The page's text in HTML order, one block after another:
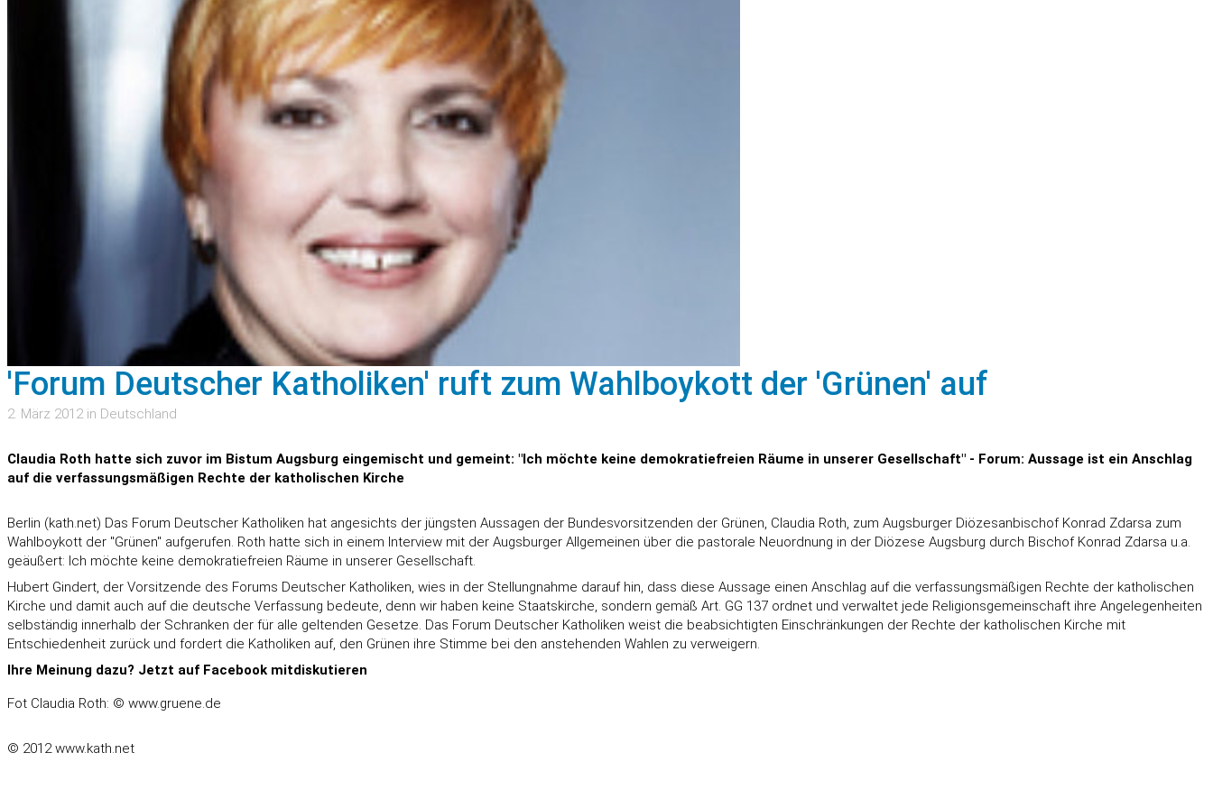
'Forum Deutscher Katholiken' ruft zum Wahlboykott der 'Grünen' auf
2. März 2012 in Deutschland
Claudia Roth hatte sich zuvor im Bistum Augsburg eingemischt und gemeint: "Ich möchte keine demokratiefreien Räume in unserer Gesellschaft" - Forum: Aussage ist ein Anschlag
auf die verfassungsmäßigen Rechte der katholischen Kirche
Berlin (kath.net) Das Forum Deutscher Katholiken hat angesichts der jüngsten Aussagen der Bundesvorsitzenden der Grünen, Claudia Roth, zum Augsburger Diözesanbischof Konrad Zdarsa zum
Wahlboykott der "Grünen" aufgerufen. Roth hatte sich in einem Interview mit der Augsburger Allgemeinen über die pastorale Neuordnung in der Diözese Augsburg durch Bischof Konrad Zdarsa u.a.
geäußert: Ich möchte keine demokratiefreien Räume in unserer Gesellschaft.
Hubert Gindert, der Vorsitzende des Forums Deutscher Katholiken, wies in der Stellungnahme darauf hin, dass diese Aussage einen Anschlag auf die verfassungsmäßigen Rechte der katholischen
Kirche und damit auch auf die deutsche Verfassung bedeute, denn wir haben keine Staatskirche, sondern gemäß Art. GG 137 ordnet und verwaltet jede Religionsgemeinschaft ihre Angelegenheiten
selbständig innerhalb der Schranken der für alle geltenden Gesetze. Das Forum Deutscher Katholiken weist die beabsichtigten Einschränkungen der Rechte der katholischen Kirche mit
Entschiedenheit zurück und fordert die Katholiken auf, den Grünen ihre Stimme bei den anstehenden Wahlen zu verweigern.
Ihre Meinung dazu? Jetzt auf Facebook mitdiskutieren
Fot Claudia Roth: © www.gruene.de
© 2012 www.kath.net